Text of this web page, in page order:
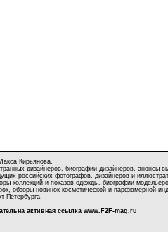
Кирьянова.
дизайнеров, биографии дизайнеров, анонсы
российских фотографов, дизайнеров и
коллекций и показов одежды, биографии
обзоры новинок косметической и парфюмерной
Петербурга.
активная ссылка www.F2F-mag.ru